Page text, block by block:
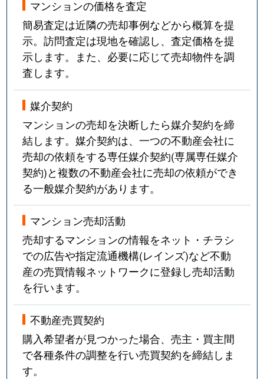
マンションの価格を査定
簡易査定は近隣の売却事例などから概算を提
示。訪問査定は現地を確認し、査定価格を提
示します。また、必要に応じて売却物件を調
査します。
媒介契約
マンションの売却を決断したら媒介契約を締
結します。媒介契約は、一つの不動産会社に
売却の依頼をする専任媒介契約(専属専任媒介
契約)と複数の不動産会社に売却の依頼ができ
る一般媒介契約があります。
マンション売却活動
売却するマンションの情報をネット・チラシ
での広告や指定流通機構(レインズ)など不動
産の売買情報ネットワークに登録し売却活動
を行います。
不動産売買契約
購入希望者が見つかった場合、売主・買主間
で各種条件の調整を行い売買契約を締結しま
す。